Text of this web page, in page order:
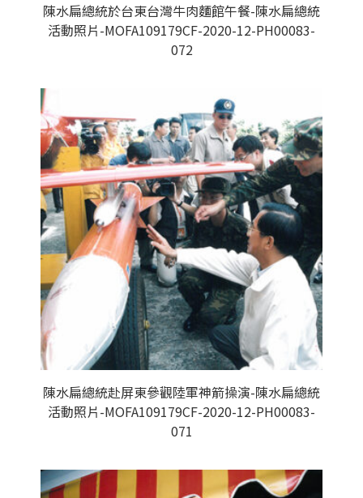
陳水扁總統於台東台灣牛肉麵館午餐-陳水扁總統
活動照片-MOFA109179CF-2020-12-PH00083-
072
陳水扁總統赴屏東參觀陸軍神箭操演-陳水扁總統
活動照片-MOFA109179CF-2020-12-PH00083-
071